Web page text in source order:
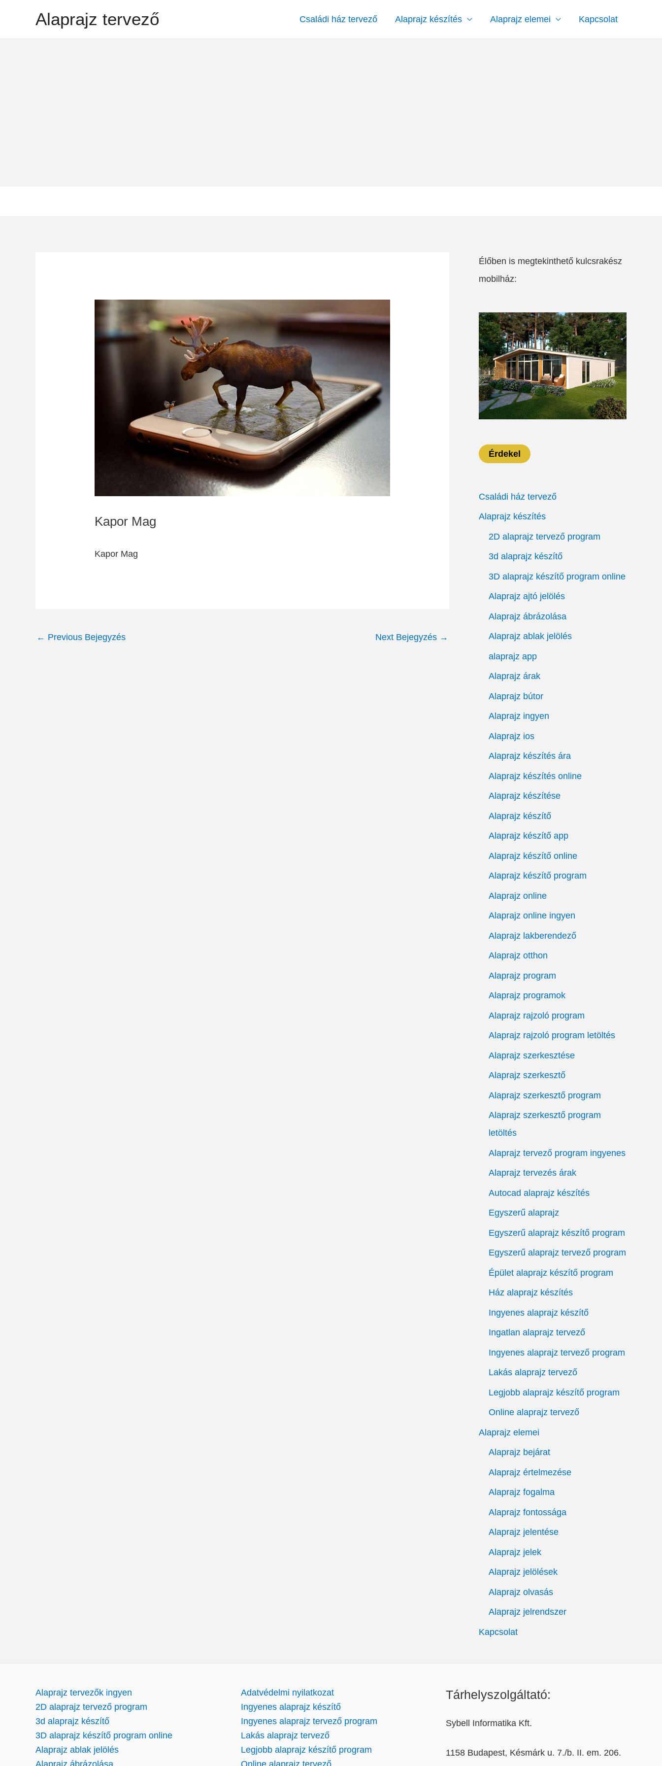
Alaprajz tervező Családi ház tervező Alaprajz készítés Alaprajz elemei Kapcsolat
Kapor Mag
Kapor Mag
Post
← Previous Bejegyzés Next Bejegyzés →
Élőben is megtekinthető kulcsrakész
mobilház:
Érdekel
Családi ház tervező
Alaprajz készítés
2D alaprajz tervező program
3d alaprajz készítő
3D alaprajz készítő program online
Alaprajz ajtó jelölés
Alaprajz ábrázolása
Alaprajz ablak jelölés
alaprajz app
Alaprajz árak
Alaprajz bútor
Alaprajz ingyen
Alaprajz ios
Alaprajz készítés ára
Alaprajz készítés online
Alaprajz készítése
Alaprajz készítő
Alaprajz készítő app
Alaprajz készítő online
Alaprajz készítő program
Alaprajz online
Alaprajz online ingyen
Alaprajz lakberendező
Alaprajz otthon
Alaprajz program
Alaprajz programok
Alaprajz rajzoló program
Alaprajz rajzoló program letöltés
Alaprajz szerkesztése
Alaprajz szerkesztő
Alaprajz szerkesztő program
Alaprajz szerkesztő program
letöltés
Alaprajz tervező program ingyenes
Alaprajz tervezés árak
Autocad alaprajz készítés
Egyszerű alaprajz
Egyszerű alaprajz készítő program
Egyszerű alaprajz tervező program
Épület alaprajz készítő program
Ház alaprajz készítés
Ingyenes alaprajz készítő
Ingatlan alaprajz tervező
Ingyenes alaprajz tervező program
Lakás alaprajz tervező
Legjobb alaprajz készítő program
Online alaprajz tervező
Alaprajz elemei
Alaprajz bejárat
Alaprajz értelmezése
Alaprajz fogalma
Alaprajz fontossága
Alaprajz jelentése
Alaprajz jelek
Alaprajz jelölések
Alaprajz olvasás
Alaprajz jelrendszer
Kapcsolat
Alaprajz tervezők ingyen
2D alaprajz tervező program
3d alaprajz készítő
3D alaprajz készítő program online
Alaprajz ablak jelölés
Alaprajz ábrázolása
Adatvédelmi nyilatkozat
Ingyenes alaprajz készítő
Ingyenes alaprajz tervező program
Lakás alaprajz tervező
Legjobb alaprajz készítő program
Online alaprajz tervező
Tárhelyszolgáltató:
Sybell Informatika Kft.
1158 Budapest, Késmárk u. 7./b. II. em. 206.